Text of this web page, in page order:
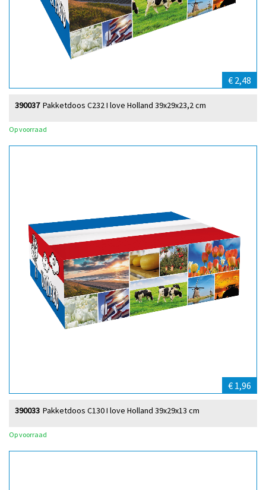
€ 2,48
Pakketdoos C232 I love Holland 39x29x23,2 cm
390037
Op voorraad
€ 1,96
Pakketdoos C130 I love Holland 39x29x13 cm
390033
Op voorraad